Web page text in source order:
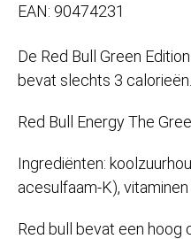
EAN: 90474231
De Red Bull Green
bevat slechts 3 calorieën.
Red Bull Energy The
Ingrediënten:
acesulfaam-K),
Red bull bevat een hoog